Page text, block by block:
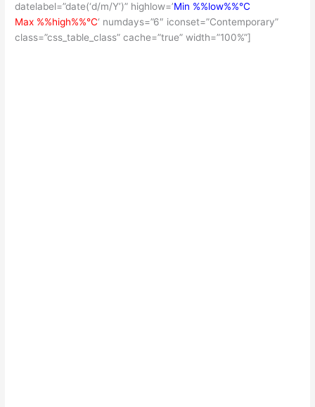
datelabel=”date(‘d/m/Y’)” highlow=’Min %%low%%°C
Max %%high%%°C‘ numdays=”6″ iconset=”Contemporary”
class=”css_table_class” cache=”true” width=”100%”]